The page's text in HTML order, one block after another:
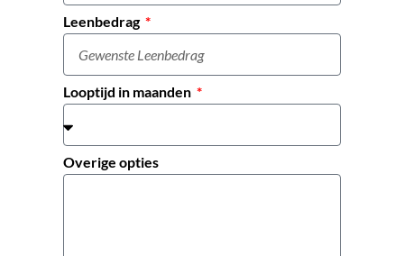
Leenbedrag
Looptijd in maanden
Overige opties